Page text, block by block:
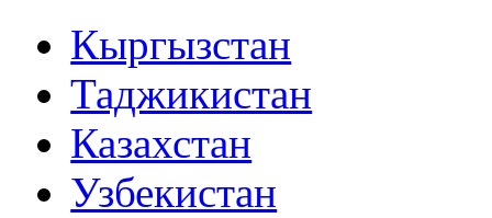
Кыргызстан
Таджикистан
Казахстан
Узбекистан